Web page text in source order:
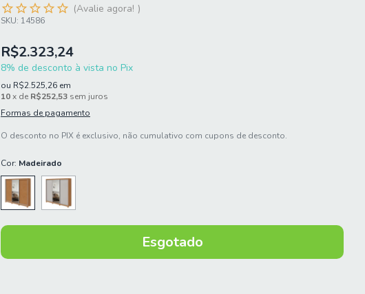
Avalie agora!
SKU: 14586
R$2.323,24
8% de desconto à vista no Pix
ou R$2.525,26 em
10x de R$252,53 sem juros
Formas de pagamento
O desconto no PIX é exclusivo, não cumulativo com cupons de desconto.
Cor: Madeirado